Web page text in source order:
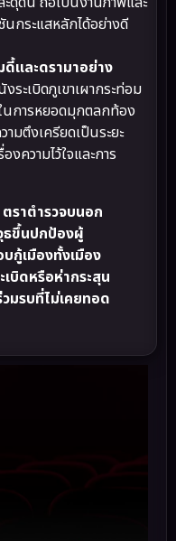
กระแสหลักได้อย่างดี
และดรามาอย่าง
ระเบิดภูเขาเผากระท่อม
การหยอดมุกตลกท้อง
ามตึงเครียดเป็นระยะ
ความไว้ใจและการ
ตราตำรวจบนอก
ธขึ้นปกป้องผู้
กู้เมืองทั้งเมือง
เบิดหรือห่ากระสุน
มรบที่ไม่เคยทอด